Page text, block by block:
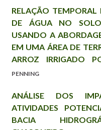
RELAÇÃO
DE ÁGUA NO SOLO
USANDO A
EM UMA ÁREA DE
ARROZ IRRIGADO
PENNING
ANÁLISE DOS
ATIVIDADES
BACIA